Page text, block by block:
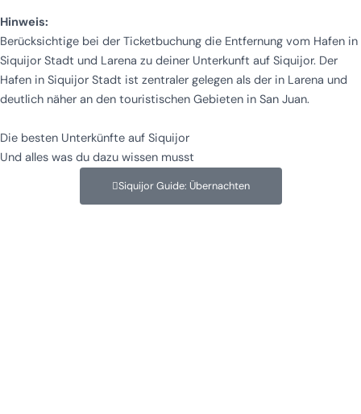
Hinweis:
Berücksichtige bei der Ticketbuchung die Entfernung vom Hafen in
Siquijor Stadt und Larena zu deiner Unterkunft auf Siquijor. Der
Hafen in Siquijor Stadt ist zentraler gelegen als der in Larena und
deutlich näher an den touristischen Gebieten in San Juan.
Die besten Unterkünfte auf Siquijor
Und alles was du dazu wissen musst
Siquijor Guide: Übernachten